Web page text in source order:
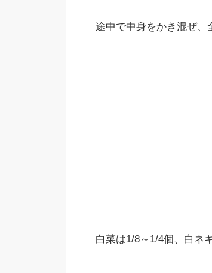
途中で中身をかき混ぜ、
白菜は1/8～1/4個、白ネ